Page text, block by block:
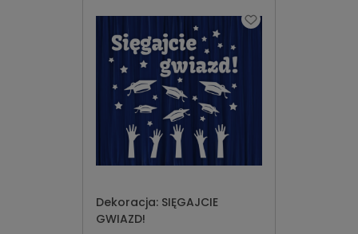
Dekoracja: SIĘGAJCIE
GWIAZD!